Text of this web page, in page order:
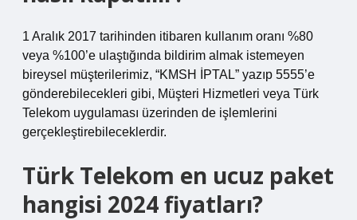
1 Aralık 2017 tarihinden itibaren kullanım oranı %80
veya %100’e ulaştığında bildirim almak istemeyen
bireysel müşterilerimiz, “KMSH İPTAL” yazıp 5555’e
gönderebilecekleri gibi, Müşteri Hizmetleri veya Türk
Telekom uygulaması üzerinden de işlemlerini
gerçekleştirebileceklerdir.
Türk Telekom en ucuz paket
hangisi 2024 fiyatları?